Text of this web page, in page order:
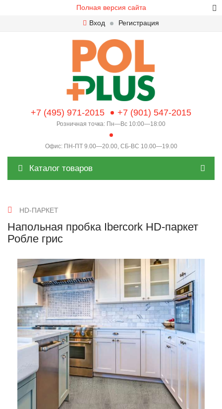
Полная версия сайта
Вход
Регистрация
+7 (495) 971-2015 +7 (901) 547-2015
Розничная точка: Пн—Вс 10:00—18:00
Офис: ПН-ПТ 9.00—20.00, СБ-ВС 10.00—19.00
Каталог товаров
HD-ПАРКЕТ
Напольная пробка Ibercork HD-паркет
Робле грис